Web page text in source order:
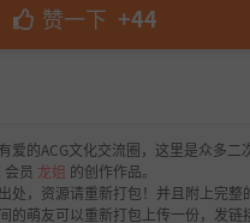
赞一下 +44
爱的ACG文化交流圈，这里是众多
会员 龙姐 的创作作品。
处，资源请重新打包！并且附上完整
的萌友可以重新打包上传一份，发